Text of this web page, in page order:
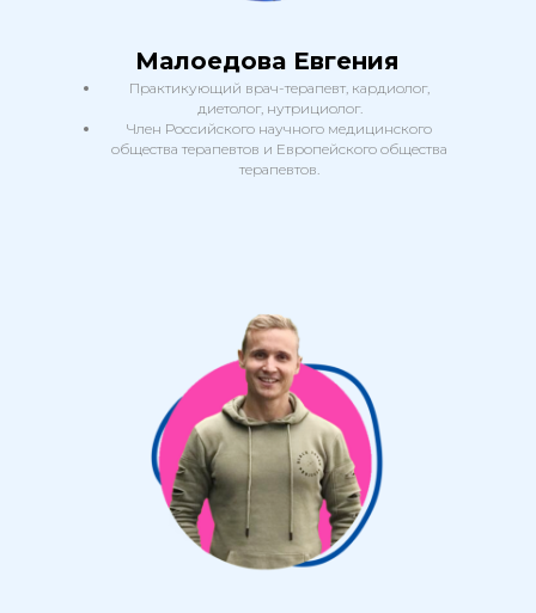
Малоедова Евгения
Практикующий врач-терапевт, кардиолог,
диетолог, нутрициолог.
Член Российского научного медицинского
общества терапевтов и Европейского общества
терапевтов.